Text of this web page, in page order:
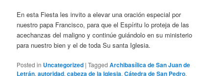
En esta Fiesta les invito a elevar una oración especial por
nuestro papa Francisco, para que el Espíritu lo proteja de las
acechanzas del maligno y continúe guiándolo en su ministerio
para nuestro bien y el de toda Su santa Iglesia.
Posted in Uncategorized |Tagged Archibasílica de San Juan de
Letrán,autoridad,cabeza de la Iglesia,Cátedra de San Pedro,